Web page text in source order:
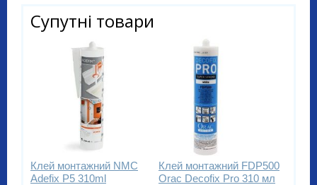
Супутні товари
Клей монтажний NMC
Adefix P5 310ml
Клей монтажний FDP500
Orac Decofix Pro 310 мл